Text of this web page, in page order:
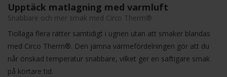
Upptäck matlagning med varmluft
Snabbare och mer smak med Circo Therm®
Tiollaga flera rätter samtidigt i ugnen utan att smaker blandas
med Circo Therm®. Den jämna värmefördelningen gör att du
når önskad temperatur snabbare, vilket ger en saftigare smak
på kortare tid.